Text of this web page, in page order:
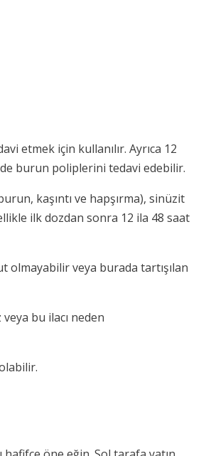
etmek için kullanılır. Ayrıca 12
burun poliplerini tedavi edebilir.
kaşıntı ve hapşırma), sinüzit
ilk dozdan sonra 12 ila 48 saat
olmayabilir veya burada tartışılan
bu ilacı neden